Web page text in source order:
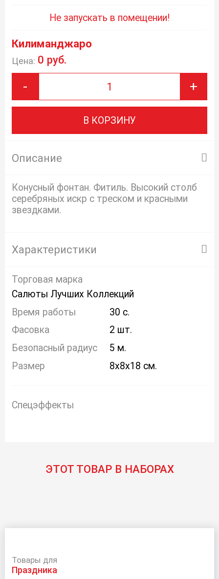
Не запускать в помещении!
Килиманджаро
Цена: 0 руб.
- +
В КОРЗИНУ
Описание
Конусный фонтан. Фитиль. Высокий столб
серебряных искр с треском и красными
звездками.
Характеристики
Торговая марка
Салюты Лучших Коллекций
Время работы
30 с.
Фасовка
2 шт.
Безопасный радиус
5 м.
Размер
8x8x18 см.
Спецэффекты
ЭТОТ ТОВАР В НАБОРАХ
Товары для
праздника